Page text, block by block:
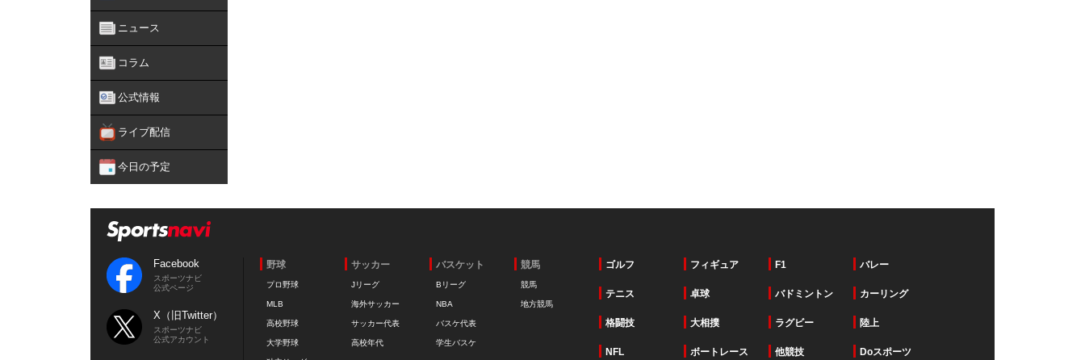
ニュース
コラム
公式情報
ライブ配信
今日の予定
Facebook
スポーツナビ
公式ページ
X（旧Twitter）
スポーツナビ
公式アカウント
野球
プロ野球
MLB
高校野球
大学野球
サッカー
Jリーグ
海外サッカー
サッカー代表
高校年代
バスケット
Bリーグ
NBA
バスケ代表
学生バスケ
競馬
競馬
地方競馬
ゴルフ フィギュア F1 バレー
テニス 卓球 バドミントン カーリング
格闘技 大相撲 ラグビー 陸上
NFL ボートレース 他競技 Doスポーツ